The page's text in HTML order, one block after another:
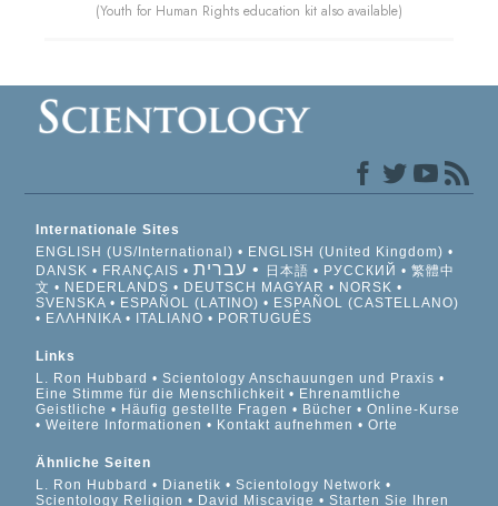
(Youth for Human Rights education kit also available)
Internationale Sites
ENGLISH (US/International)
ENGLISH (United Kingdom)
DANSK
FRANÇAIS עברית 日本語 РУССКИЙ
繁體中
文
NEDERLANDS DEUTSCH MAGYAR
NORSK
SVENSKA
ESPAÑOL (LATINO)
ESPAÑOL (CASTELLANO)
ΕΛΛΗΝΙΚA
ITALIANO PORTUGUÊS
Links
L. Ron Hubbard
Scientology Anschauungen und Praxis
Eine Stimme für die Menschlichkeit
Ehrenamtliche
Geistliche
Häufig gestellte Fragen Bücher
Online-Kurse
Weitere Informationen
Kontakt aufnehmen Orte
Ähnliche Seiten
L. Ron Hubbard
Dianetik
Scientology Network
Scientology Religion
David Miscavige Starten Sie Ihren